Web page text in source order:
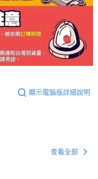
顯示電腦版詳細說明
查看全部